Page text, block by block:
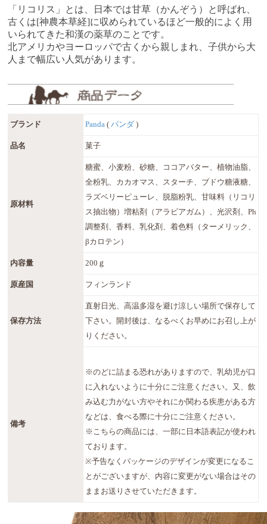
「リコリス」とは、日本では甘草（かんぞう）と呼ばれ、
古くは[神農本草経]に収められているほど一般的によく用
いられてきた和漢の薬草のことです。
北アメリカやヨーロッパで古くから親しまれ、子供から大
人まで幅広い人気があります。
ブランド Panda (パンダ )
品名 菓子
原材料
糖蜜、小麦粉、砂糖、ココアバター、植物油脂、
全粉乳、カカオマス、スターチ、ブドウ糖液糖、
ラズベリーピューレ、脱脂粉乳、甘味料（リコリ
ス抽出物）増粘剤（アラビアガム）、光沢剤、Ph
調整剤、香料、乳化剤、着色料（ターメリック、
βカロテン）
内容量 200ｇ
原産国 フィンランド
保存方法
直射日光、高温多湿を避け涼しい場所で保存して
下さい。開封後は、なるべくお早めにお召し上が
りください。
備考
※のどに詰まる恐れがありますので、乳幼児が口
に入れないように十分にご注意ください。又、飲
み込む力がない方やそれにか関わる疾患がある方
などは、食べる際に十分にご注意ください。
※こちらの商品には、一部に日本語表記が使われ
ております。
※予告なくパッケージのデザインが変更になるこ
とがございますが、内容に変更がない場合はその
ままお送りさせていただきます。